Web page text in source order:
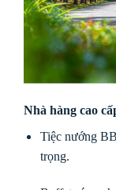
Nhà hàng cao
Tiệc nướng
trọng.